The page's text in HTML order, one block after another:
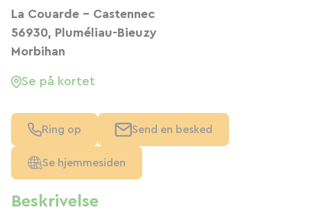
Beskrivelse
La Couarde - Castennec
56930, Pluméliau-Bieuzy
Morbihan
Se på kortet
Ring op Send en besked
Se hjemmesiden